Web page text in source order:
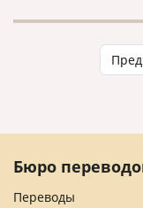
Бюро
Переводы